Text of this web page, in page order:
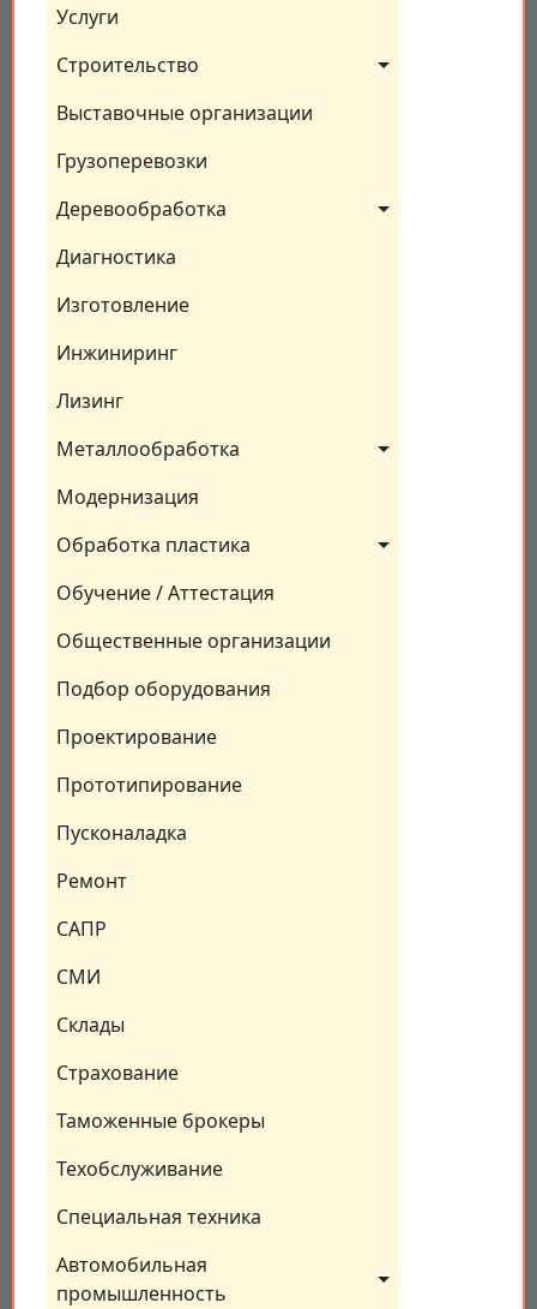
Услуги
Строительство
Выставочные организации
Грузоперевозки
Деревообработка
Диагностика
Изготовление
Инжиниринг
Лизинг
Металлообработка
Модернизация
Обработка пластика
Обучение / Аттестация
Общественные организации
Подбор оборудования
Проектирование
Прототипирование
Пусконаладка
Ремонт
САПР
СМИ
Склады
Страхование
Таможенные брокеры
Техобслуживание
Специальная техника
Автомобильная
промышленность